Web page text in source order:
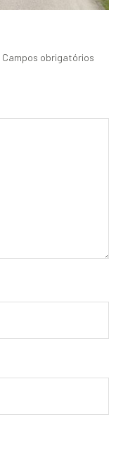
Campos obrigatórios